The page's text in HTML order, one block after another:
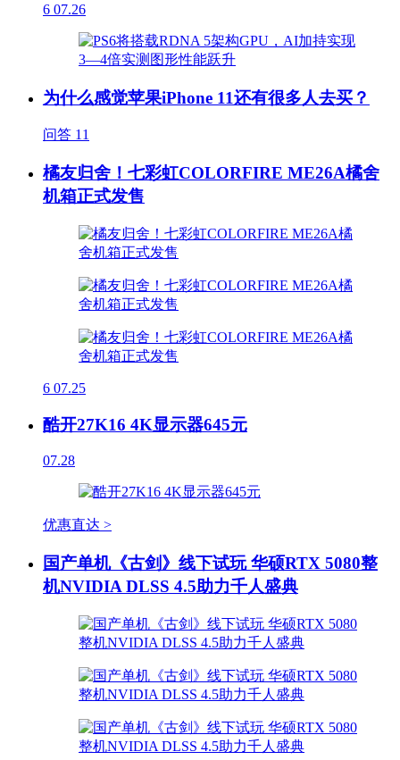
6 07.26
为什么感觉苹果iPhone 11还有很多人去买？
问答 11
橘友归舍！七彩虹COLORFIRE ME26A橘舍
机箱正式发售
6 07.25
酷开27K16 4K显示器645元
07.28
优惠直达 >
国产单机《古剑》线下试玩 华硕RTX 5080整
机NVIDIA DLSS 4.5助力千人盛典